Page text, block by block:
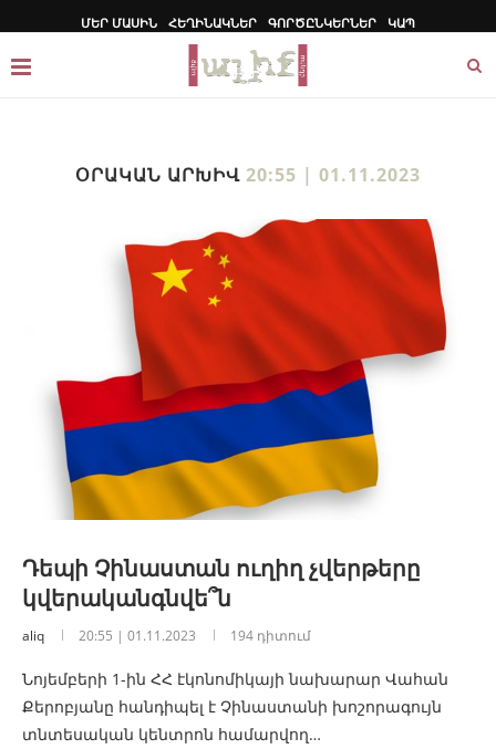
ՄԵՐ ՄԱՍԻՆ ՀԵՂԻՆԱԿՆԵՐ ԳՈՐԾԸՆԿԵՐՆԵՐ ԿԱՊ
ՕՐԱԿԱՆ ԱՐԽԻՎ 20:55 | 01.11.2023
Դեպի Չինաստան ուղիղ չվերթերը
կվերականգնվե՞ն
aliq 20:55 | 01.11.2023 194 դիտում
Նոյեմբերի 1-ին ՀՀ էկոնոմիկայի նախարար Վահան
Քերոբյանը հանդիպել է Չինաստանի խոշորագույն
տնտեսական կենտրոն համարվող…